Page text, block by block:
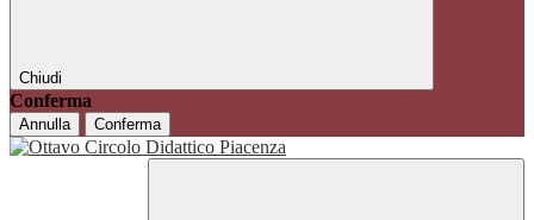
Chiudi
Conferma
Annulla Conferma